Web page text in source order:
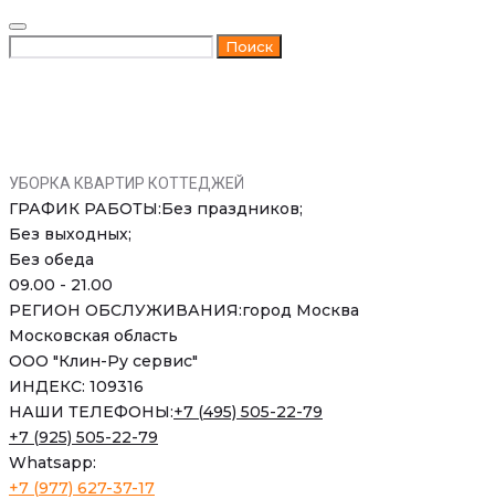
Skip
Поиск
УБОРКА КВАРТИР КОТТЕДЖЕЙ
ГРАФИК РАБОТЫ:Без праздников;
Без выходных;
Без обеда
09.00 - 21.00
РЕГИОН ОБСЛУЖИВАНИЯ:город Москва
Московская область
ООО "Клин-Ру сервис"
ИНДЕКС: 109316
НАШИ ТЕЛЕФОНЫ:+7 (495) 505-22-79
+7 (925) 505-22-79
Whatsapp:
+7 (977) 627-37-17